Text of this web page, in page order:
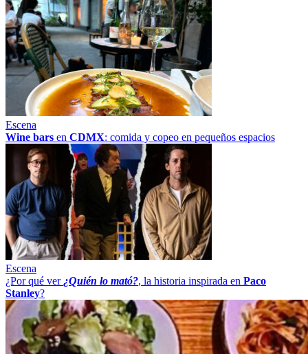
Escena
Wine bars en CDMX: comida y copeo en pequeños espacios
Escena
¿Por qué ver ¿Quién lo mató?, la historia inspirada en Paco
Stanley?